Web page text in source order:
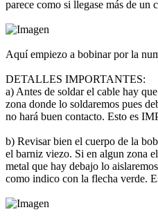
parece como si llegase más de un
Aquí empiezo a bobinar por la
DETALLES IMPORTANTES:
a) Antes de soldar el cable hay
zona donde lo soldaremos pues
no hará buen contacto. Esto es
b) Revisar bien el cuerpo de la
el barniz viezo. Si en algun zona
metal que hay debajo lo
como indico con la flecha verde.